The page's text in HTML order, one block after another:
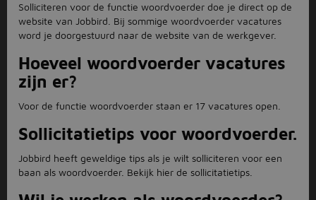
Solliciteren voor de functie woordvoerder doe je direct op de
website van Jobbird. Bij sommige woordvoerder vacatures
word je doorgestuurd naar de website van de werkgever.
Hoeveel woordvoerder vacatures
zijn er?
Voor de functie woordvoerder staan er 17 vacatures open.
Sollicitatietips voor woordvoerder.
Jobbird heeft geweldige tips als je wilt solliciteren voor een
baan als woordvoerder. Bekijk hier de sollicitatietips.